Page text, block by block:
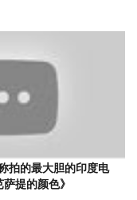
拍的最大胆的印度电
提的颜色》